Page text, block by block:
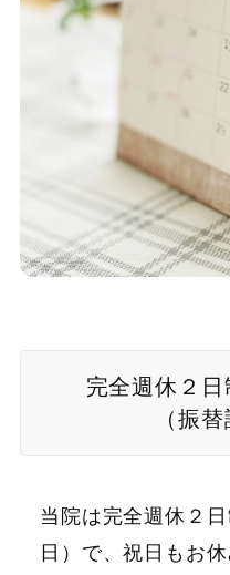
完全週休２
（振
当院は完全週休２
日）で、祝日もお休